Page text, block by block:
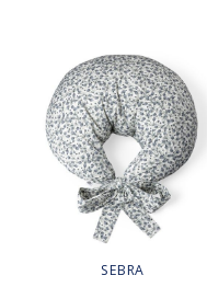
SEBRA